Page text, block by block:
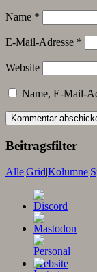
Name *
E-Mail-Adresse *
Website
Name, E-Mail-
Beitragsfilter
Alle|Grid|Kolumne|